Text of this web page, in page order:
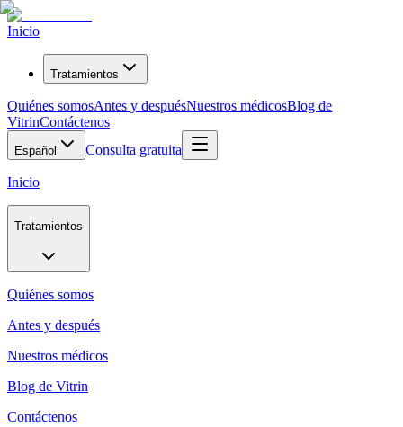
Inicio
Tratamientos
Quiénes somosAntes y despuésNuestros médicosBlog de
VitrinContáctenos
Español Consulta gratuita
Inicio
Tratamientos
Quiénes somos
Antes y después
Nuestros médicos
Blog de Vitrin
Contáctenos